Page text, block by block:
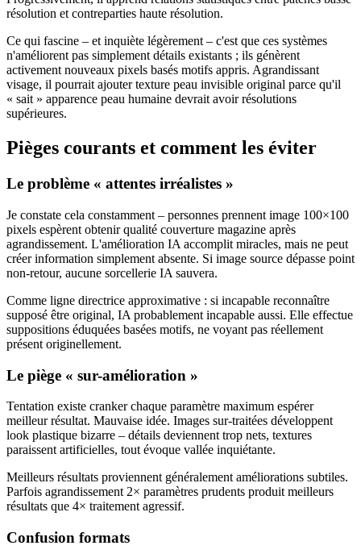
résolution et contreparties haute résolution.
Ce qui fascine – et inquiète légèrement – c'est que ces systèmes
n'améliorent pas simplement détails existants ; ils génèrent
activement nouveaux pixels basés motifs appris. Agrandissant
visage, il pourrait ajouter texture peau invisible original parce qu'il
« sait » apparence peau humaine devrait avoir résolutions
supérieures.
Pièges courants et comment les éviter
Le problème « attentes irréalistes »
Je constate cela constamment – personnes prennent image 100×100
pixels espèrent obtenir qualité couverture magazine après
agrandissement. L'amélioration IA accomplit miracles, mais ne peut
créer information simplement absente. Si image source dépasse point
non-retour, aucune sorcellerie IA sauvera.
Comme ligne directrice approximative : si incapable reconnaître
supposé être original, IA probablement incapable aussi. Elle effectue
suppositions éduquées basées motifs, ne voyant pas réellement
présent originellement.
Le piège « sur-amélioration »
Tentation existe cranker chaque paramètre maximum espérer
meilleur résultat. Mauvaise idée. Images sur-traitées développent
look plastique bizarre – détails deviennent trop nets, textures
paraissent artificielles, tout évoque vallée inquiétante.
Meilleurs résultats proviennent généralement améliorations subtiles.
Parfois agrandissement 2× paramètres prudents produit meilleurs
résultats que 4× traitement agressif.
Confusion formats